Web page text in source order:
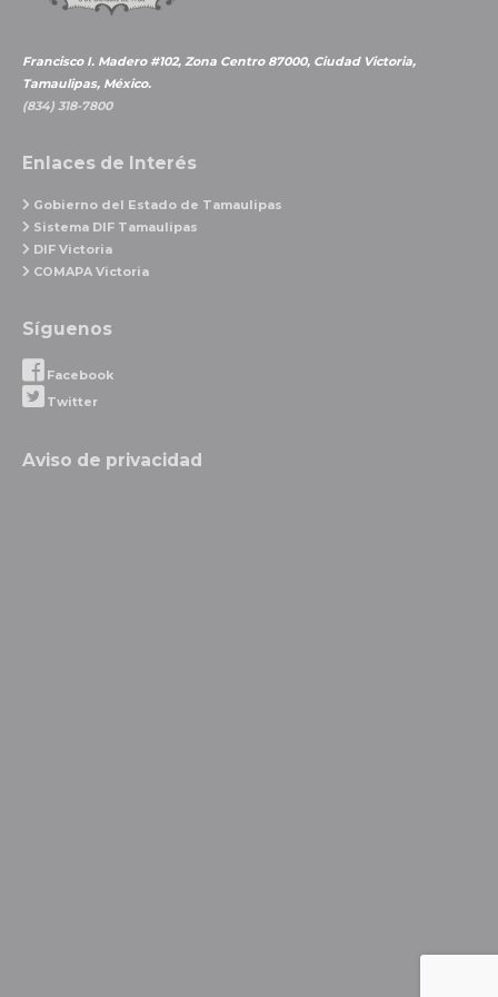
Francisco I. Madero #102, Zona Centro 87000, Ciudad Victoria,
Tamaulipas, México.
(834) 318-7800
Enlaces de Interés
Gobierno del Estado de Tamaulipas
Sistema DIF Tamaulipas
DIF Victoria
COMAPA Victoria
Síguenos
Facebook
Twitter
Aviso de privacidad